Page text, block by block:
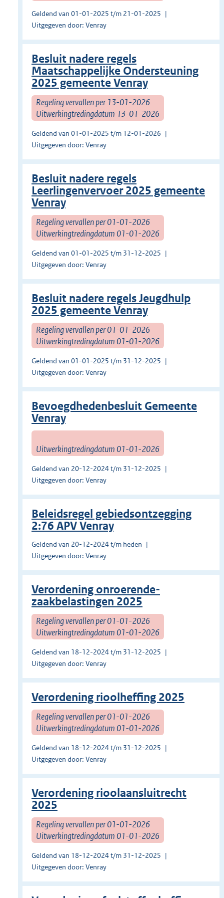
Geldend van 01-01-2025 t/m 21-01-2025
Uitgegeven door: Venray
Besluit nadere regels
Maatschappelijke Ondersteuning
2025 gemeente Venray
Regeling vervallen per 13-01-2026
Uitwerkingtredingdatum 13-01-2026
Geldend van 01-01-2025 t/m 12-01-2026
Uitgegeven door: Venray
Besluit nadere regels
Leerlingenvervoer 2025 gemeente
Venray
Regeling vervallen per 01-01-2026
Uitwerkingtredingdatum 01-01-2026
Geldend van 01-01-2025 t/m 31-12-2025
Uitgegeven door: Venray
Besluit nadere regels Jeugdhulp
2025 gemeente Venray
Regeling vervallen per 01-01-2026
Uitwerkingtredingdatum 01-01-2026
Geldend van 01-01-2025 t/m 31-12-2025
Uitgegeven door: Venray
Bevoegdhedenbesluit Gemeente
Venray
Uitwerkingtredingdatum 01-01-2026
Geldend van 20-12-2024 t/m 31-12-2025
Uitgegeven door: Venray
Beleidsregel gebiedsontzegging
2:76 APV Venray
Geldend van 20-12-2024 t/m heden
Uitgegeven door: Venray
Verordening onroerende-
zaakbelastingen 2025
Regeling vervallen per 01-01-2026
Uitwerkingtredingdatum 01-01-2026
Geldend van 18-12-2024 t/m 31-12-2025
Uitgegeven door: Venray
Verordening rioolheffing 2025
Regeling vervallen per 01-01-2026
Uitwerkingtredingdatum 01-01-2026
Geldend van 18-12-2024 t/m 31-12-2025
Uitgegeven door: Venray
Verordening rioolaansluitrecht
2025
Regeling vervallen per 01-01-2026
Uitwerkingtredingdatum 01-01-2026
Geldend van 18-12-2024 t/m 31-12-2025
Uitgegeven door: Venray